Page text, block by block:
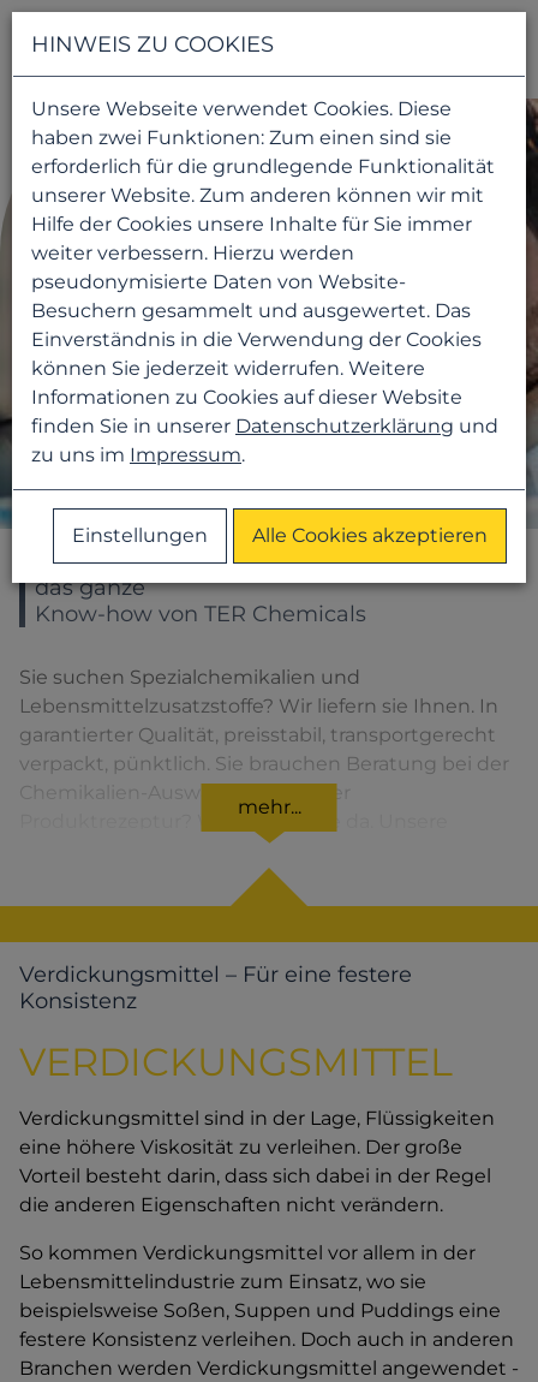
Sie wählen ein Produkt – Sie bekommen
das ganze
Know-how von TER Chemicals
Sie suchen Spezialchemikalien und
Lebensmittelzusatzstoffe? Wir liefern sie Ihnen. In
garantierter Qualität, preisstabil, transportgerecht
verpackt, pünktlich. Sie brauchen Beratung bei der
Chemikalien-Auswahl oder bei der
Lösungen für den jeweiligen Produktbereich
finden Sie, wenn Sie das entsprechende Symbol
anklicken.
mehr...
Verdickungsmittel – Für eine festere
Konsistenz
VERDICKUNGSMITTEL
Verdickungsmittel sind in der Lage, Flüssigkeiten
eine höhere Viskosität zu verleihen. Der große
Vorteil besteht darin, dass sich dabei in der Regel
die anderen Eigenschaften nicht verändern.
So kommen Verdickungsmittel vor allem in der
Lebensmittelindustrie zum Einsatz, wo sie
beispielsweise Soßen, Suppen und Puddings eine
festere Konsistenz verleihen. Doch auch in anderen
Branchen werden Verdickungsmittel angewendet -
HINWEIS ZU COOKIES
Unsere Webseite verwendet Cookies. Diese
haben zwei Funktionen: Zum einen sind sie
erforderlich für die grundlegende Funktionalität
unserer Website. Zum anderen können wir mit
Hilfe der Cookies unsere Inhalte für Sie immer
weiter verbessern. Hierzu werden
pseudonymisierte Daten von Website-
Besuchern gesammelt und ausgewertet. Das
Einverständnis in die Verwendung der Cookies
können Sie jederzeit widerrufen. Weitere
Informationen zu Cookies auf dieser Website
finden Sie in unserer Datenschutzerklärung und
zu uns im Impressum.
Einstellungen Alle Cookies akzeptieren